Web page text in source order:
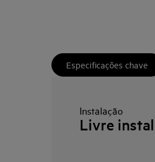
Especificações chave
Instalação
Livre